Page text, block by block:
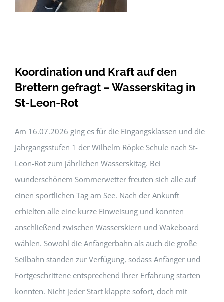
Koordination und Kraft auf den
Brettern gefragt – Wasserskitag in
St-Leon-Rot
Am 16.07.2026 ging es für die Eingangsklassen und die
Jahrgangsstufen 1 der Wilhelm Röpke Schule nach St-
Leon-Rot zum jährlichen Wasserskitag. Bei
wunderschönem Sommerwetter freuten sich alle auf
einen sportlichen Tag am See. Nach der Ankunft
erhielten alle eine kurze Einweisung und konnten
anschließend zwischen Wasserskiern und Wakeboard
wählen. Sowohl die Anfängerbahn als auch die große
Seilbahn standen zur Verfügung, sodass Anfänger und
Fortgeschrittene entsprechend ihrer Erfahrung starten
konnten. Nicht jeder Start klappte sofort, doch mit